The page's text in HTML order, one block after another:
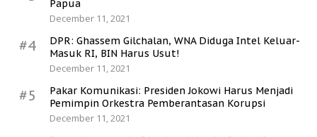
Papua
December 11, 2021
#4
DPR: Ghassem Gilchalan, WNA Diduga Intel Keluar-
Masuk RI, BIN Harus Usut!
December 11, 2021
#5
Pakar Komunikasi: Presiden Jokowi Harus Menjadi
Pemimpin Orkestra Pemberantasan Korupsi
December 11, 2021